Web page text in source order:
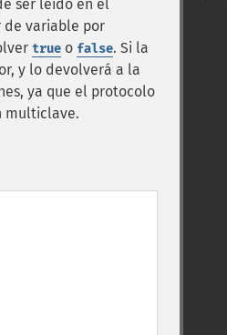
ser leído en el
de variable por
true o false. Si la
y lo devolverá a la
ya que el protocolo
multiclave.